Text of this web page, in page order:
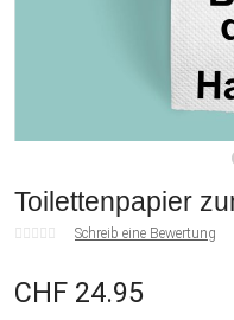
Toilettenpapier
Schreib eine Bewertung
CHF 24.95